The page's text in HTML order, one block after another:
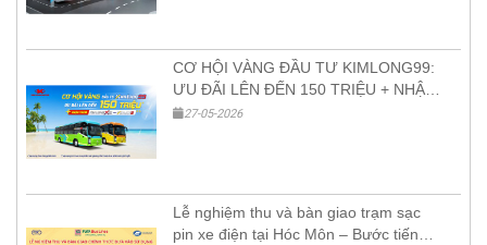
CƠ HỘI VÀNG ĐẦU TƯ KIMLONG99:
ƯU ĐÃI LÊN ĐẾN 150 TRIỆU + NHẬN
XE KIMLONGX9 HOẶC KIMAN9
27-05-2026
Lễ nghiệm thu và bàn giao trạm sạc
pin xe điện tại Hóc Môn – Bước tiến